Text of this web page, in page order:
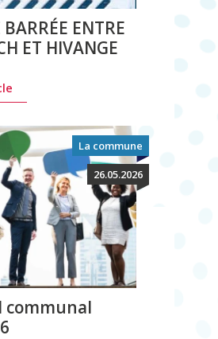
ENTRE
ET HIVANGE
26.05.2026
La commune
communal